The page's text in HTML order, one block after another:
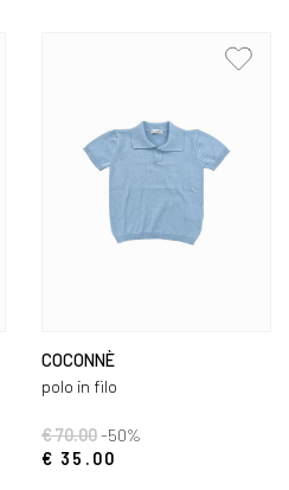
COCONNÈ
polo in filo
€ 70.00-50%
€ 35.00